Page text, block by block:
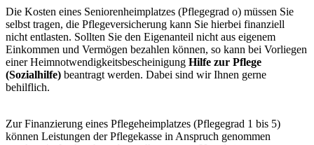
Die Kosten eines Seniorenheimplatzes (Pflegegrad o) müssen Sie
selbst tragen, die Pflegeversicherung kann Sie hierbei finanziell
nicht entlasten. Sollten Sie den Eigenanteil nicht aus eigenem
Einkommen und Vermögen bezahlen können, so kann bei Vorliegen
einer Heimnotwendigkeitsbescheinigung Hilfe zur Pflege
(Sozialhilfe) beantragt werden. Dabei sind wir Ihnen gerne
behilflich.
Zur Finanzierung eines Pflegeheimplatzes (Pflegegrad 1 bis 5)
können Leistungen der Pflegekasse in Anspruch genommen